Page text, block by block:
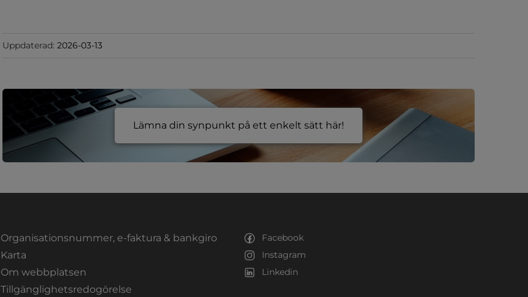
Uppdaterad: 2026-03-13
Lämna din synpunkt på ett enkelt sätt här!
Organisationsnummer, e-faktura & bankgiro
KartaLänk till annan webbplats.
Om webbplatsen
Tillgänglighetsredogörelse
Facebook
Instagram
Linkedin